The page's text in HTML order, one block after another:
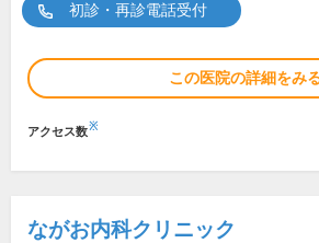
初診・再診電話受付
この医院の詳細をみ
アクセス数※
ながお内科クリニック